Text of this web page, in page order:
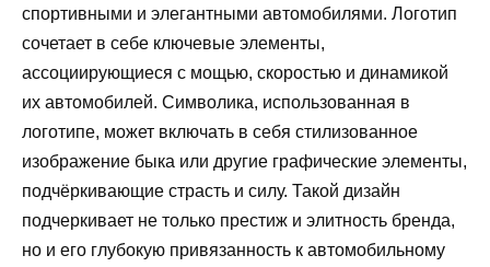
спортивными и элегантными автомобилями. Логотип
сочетает в себе ключевые элементы,
ассоциирующиеся с мощью, скоростью и динамикой
их автомобилей. Символика, использованная в
логотипе, может включать в себя стилизованное
изображение быка или другие графические элементы,
подчёркивающие страсть и силу. Такой дизайн
подчеркивает не только престиж и элитность бренда,
но и его глубокую привязанность к автомобильному